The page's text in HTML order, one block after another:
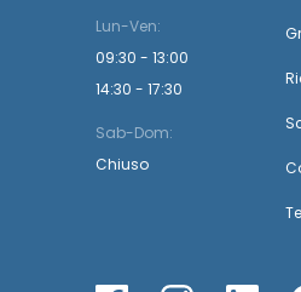
Lun-Ven:
09:30 - 13:00
14:30 - 17:30
Sab-Dom:
Chiuso